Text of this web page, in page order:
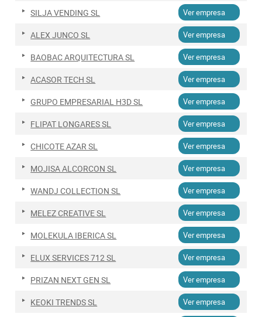
SILJA VENDING SL Ver empresa
ALEX JUNCO SL Ver empresa
BAOBAC ARQUITECTURA SL Ver empresa
ACASOR TECH SL Ver empresa
GRUPO EMPRESARIAL H3D SL Ver empresa
FLIPAT LONGARES SL Ver empresa
CHICOTE AZAR SL Ver empresa
MOJISA ALCORCON SL Ver empresa
WANDJ COLLECTION SL Ver empresa
MELEZ CREATIVE SL Ver empresa
MOLEKULA IBERICA SL Ver empresa
ELUX SERVICES 712 SL Ver empresa
PRIZAN NEXT GEN SL Ver empresa
KEOKI TRENDS SL Ver empresa